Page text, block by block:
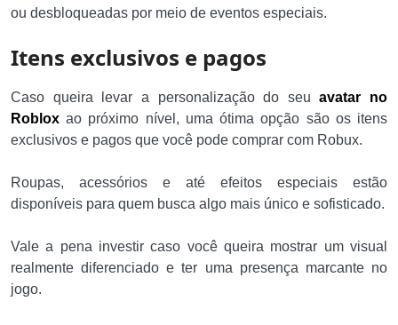
ou desbloqueadas por meio de eventos especiais.
Itens exclusivos e pagos
Caso queira levar a personalização do seuavatar no
Roblox ao próximo nível, uma ótima opção são os itens
exclusivos e pagos que você pode comprar com Robux.
Roupas, acessórios e até efeitos especiais estão
disponíveis para quem busca algo mais único e sofisticado.
Vale a pena investir caso você queira mostrar um visual
realmente diferenciado e ter uma presença marcante no
jogo.